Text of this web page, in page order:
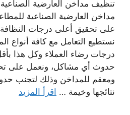
تنظيف مداخن العارضية
مداخن العارضية الصناعية
على تحقيق أعلى درجات
نستطيع التعامل مع كافة أنواع
درجات رضاء العملاء وكل هذا
حدوث أي مشاكل، ونعمل على
ومعقم للمداخن وذلك لتجنب
نتائجها وخيمة … اقرأ المزيد